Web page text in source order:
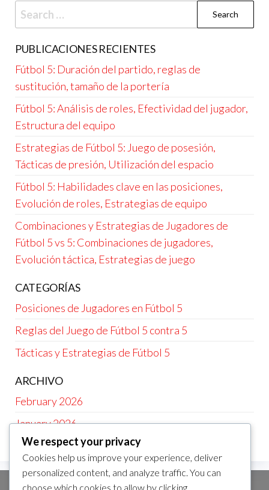
Search
for:
PUBLICACIONES RECIENTES
Fútbol 5: Duración del partido, reglas de
sustitución, tamaño de la portería
Fútbol 5: Análisis de roles, Efectividad del jugador,
Estructura del equipo
Estrategias de Fútbol 5: Juego de posesión,
Tácticas de presión, Utilización del espacio
Fútbol 5: Habilidades clave en las posiciones,
Evolución de roles, Estrategias de equipo
Combinaciones y Estrategias de Jugadores de
Fútbol 5 vs 5: Combinaciones de jugadores,
Evolución táctica, Estrategias de juego
CATEGORÍAS
Posiciones de Jugadores en Fútbol 5
Reglas del Juego de Fútbol 5 contra 5
Tácticas y Estrategias de Fútbol 5
ARCHIVO
February 2026
January 2026
We respect your privacy
Cookies help us improve your experience, deliver
personalized content, and analyze traffic. You can
choose which cookies to allow by clicking